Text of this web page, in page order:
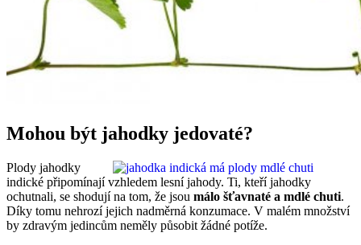
Mohou být jahodky jedovaté?
Plody jahodky
indické připomínají vzhledem lesní jahody. Ti, kteří jahodky
ochutnali, se shodují na tom, že jsou málo šťavnaté a mdlé chuti.
Díky tomu nehrozí jejich nadměrná konzumace. V malém množství
by zdravým jedincům neměly působit žádné potíže.